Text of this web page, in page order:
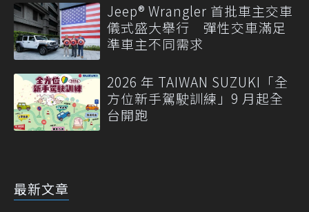
Jeep® Wrangler 首批車主交車
儀式盛大舉行 彈性交車滿足
準車主不同需求
2026 年 TAIWAN SUZUKI「全
方位新手駕駛訓練」9 月起全
台開跑
最新文章